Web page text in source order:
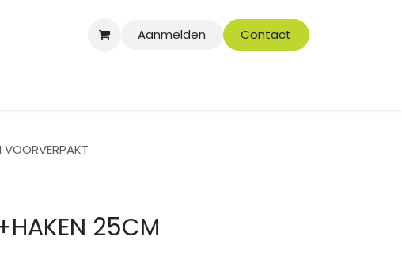
Aanmelden Contact
VOORVERPAKT
25CM